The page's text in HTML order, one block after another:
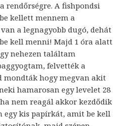
rendőrségre. A fishpondsi
kellett mennem a
a legnagyobb dugó, dehát
kell menni! Majd 1 óra alatt
nehezen találtam
felvették a
mondták hogy megvan akit
hamarosan egy levelet 28
nem reagál akkor kezdődik
egy kis papírkát, amit be kell